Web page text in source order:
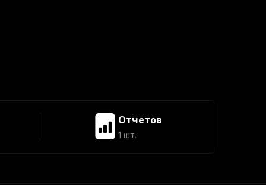
Отчетов
1 шт.